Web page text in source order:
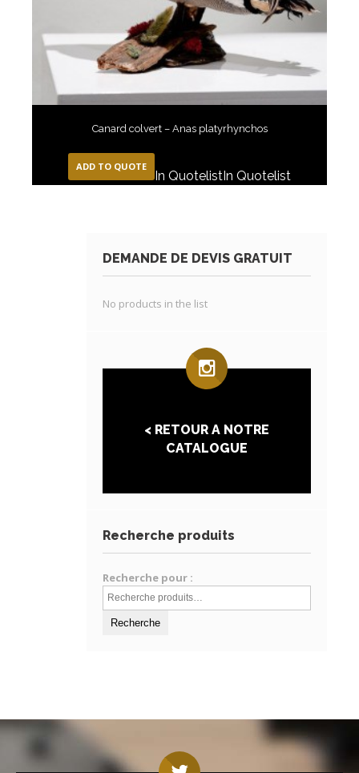
Canard colvert – Anas platyrhynchos
ADD TO QUOTE
In QuotelistIn Quotelist
DEMANDE DE DEVIS GRATUIT
No products in the list
< RETOUR A NOTRE
CATALOGUE
Recherche produits
Recherche pour :